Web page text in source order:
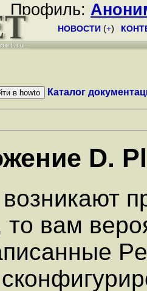
Профиль:
НОВОСТИ (+)
Каталог
D.
то вам